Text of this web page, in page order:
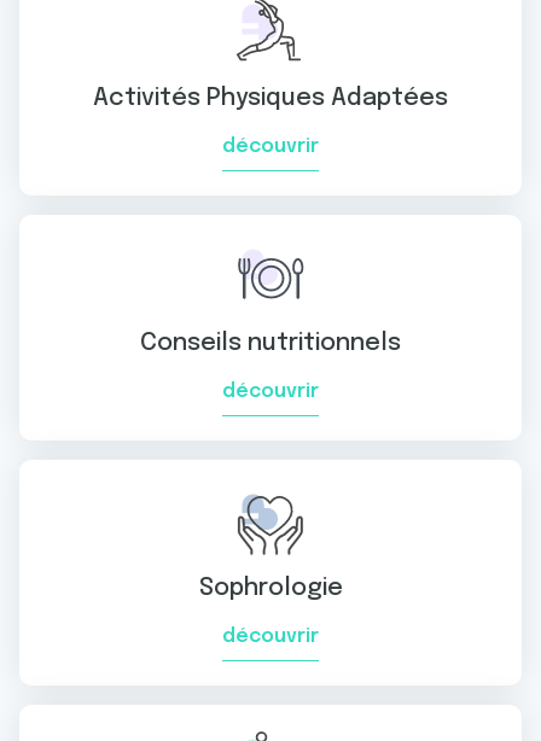
Activités Physiques Adaptées
découvrir
Conseils nutritionnels
découvrir
Sophrologie
découvrir